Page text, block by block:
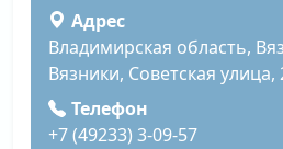
Адрес
Владимирская область,
Вязники, Советская улица,
Телефон
+7 (49233) 3-09-57